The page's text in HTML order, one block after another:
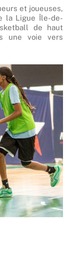
et joueuses,
la Ligue Île-de-
de haut
une voie vers